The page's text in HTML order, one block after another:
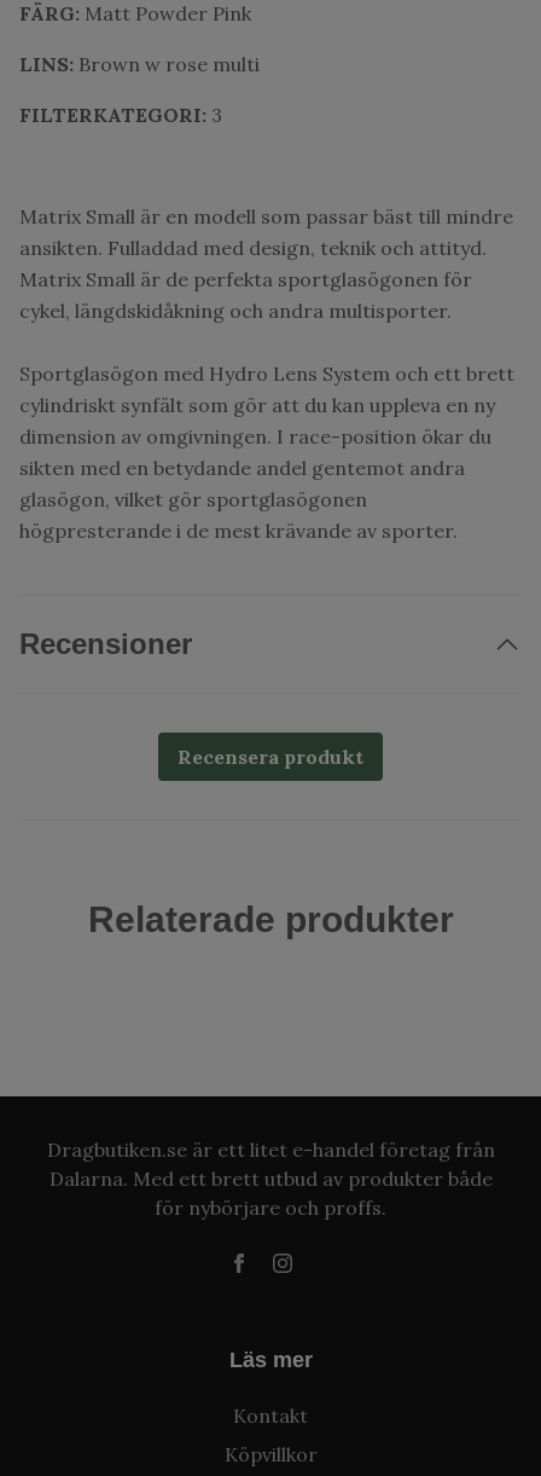
FÄRG: Matt Powder Pink
LINS: Brown w rose multi
FILTERKATEGORI: 3
Matrix Small är en modell som passar bäst till mindre
ansikten. Fulladdad med design, teknik och attityd.
Matrix Small är de perfekta sportglasögonen för
cykel, längdskidåkning och andra multisporter.
Sportglasögon med Hydro Lens System och ett brett
cylindriskt synfält som gör att du kan uppleva en ny
dimension av omgivningen. I race-position ökar du
sikten med en betydande andel gentemot andra
glasögon, vilket gör sportglasögonen
högpresterande i de mest krävande av sporter.
Recensioner
Recensera produkt
Relaterade produkter
Dragbutiken.se är ett litet e-handel företag från
Dalarna. Med ett brett utbud av produkter både
för nybörjare och proffs.
Läs mer
Kontakt
Köpvillkor